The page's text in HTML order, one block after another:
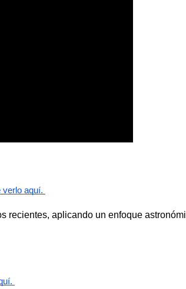
verlo aquí.
recientes, aplicando un enfoque